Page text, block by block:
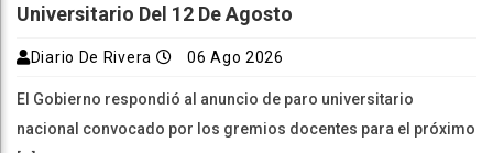
Universitario Del 12 De Agosto
Diario De Rivera 06 Ago 2026
El Gobierno respondió al anuncio de paro universitario
nacional convocado por los gremios docentes para el próximo